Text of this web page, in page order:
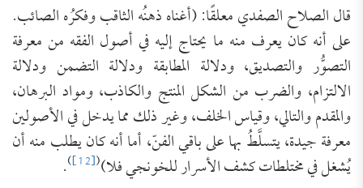
قال الصلاح الصفدي معلقًا: (أغناه ذهنُه الثاقب وفكرُه الصائب.
على أنه كان يعرف منه ما يحتاج إليه في أصول الفقه من معرفة
التصوُّر والتصديق، ودلالة المطابقة ودلالة التضمن ودلالة
الالتزام، والضرب من الشكل المنتج والكاذب، ومواد البرهان،
والمقدم والتالي، وقياس الخلف، وغير ذلك مما يدخل في الأصولين
معرفة جيدة، يتسلَّطُ بها على باقي الفنّ، أما أنه كان يطلب منه أن
يُشغل في مختلطات كشف الأسرار للخونجي فلا)(
[12]
)
.